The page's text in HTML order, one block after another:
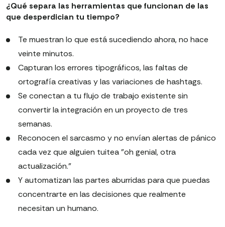
¿Qué separa las herramientas que funcionan de las
que desperdician tu tiempo?
Te muestran lo que está sucediendo ahora, no hace
veinte minutos.
Capturan los errores tipográficos, las faltas de
ortografía creativas y las variaciones de hashtags.
Se conectan a tu flujo de trabajo existente sin
convertir la integración en un proyecto de tres
semanas.
Reconocen el sarcasmo y no envían alertas de pánico
cada vez que alguien tuitea "oh genial, otra
actualización."
Y automatizan las partes aburridas para que puedas
concentrarte en las decisiones que realmente
necesitan un humano.